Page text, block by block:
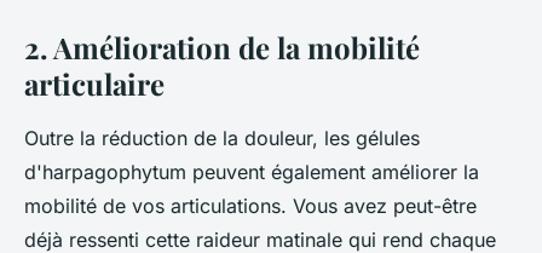
2. Amélioration de la mobilité
articulaire
Outre la réduction de la douleur, les gélules
d'harpagophytum peuvent également améliorer la
mobilité de vos articulations. Vous avez peut-être
déjà ressenti cette raideur matinale qui rend chaque